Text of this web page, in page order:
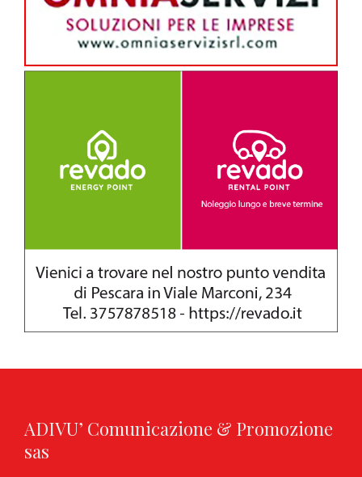
ADIVU’ Comunicazione & Promozione
sas